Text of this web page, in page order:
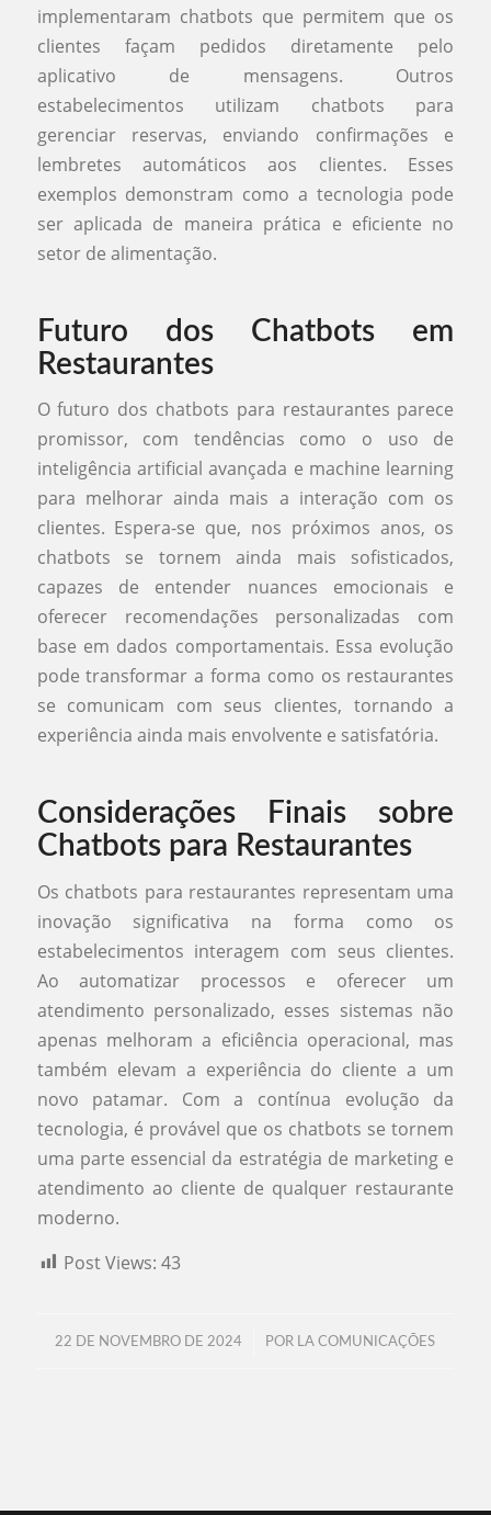
implementaram chatbots que permitem que os
clientes façam pedidos diretamente pelo
aplicativo de mensagens. Outros
estabelecimentos utilizam chatbots para
gerenciar reservas, enviando confirmações e
lembretes automáticos aos clientes. Esses
exemplos demonstram como a tecnologia pode
ser aplicada de maneira prática e eficiente no
setor de alimentação.
Futuro dos Chatbots em
Restaurantes
O futuro dos chatbots para restaurantes parece
promissor, com tendências como o uso de
inteligência artificial avançada e machine learning
para melhorar ainda mais a interação com os
clientes. Espera-se que, nos próximos anos, os
chatbots se tornem ainda mais sofisticados,
capazes de entender nuances emocionais e
oferecer recomendações personalizadas com
base em dados comportamentais. Essa evolução
pode transformar a forma como os restaurantes
se comunicam com seus clientes, tornando a
experiência ainda mais envolvente e satisfatória.
Considerações Finais sobre
Chatbots para Restaurantes
Os chatbots para restaurantes representam uma
inovação significativa na forma como os
estabelecimentos interagem com seus clientes.
Ao automatizar processos e oferecer um
atendimento personalizado, esses sistemas não
apenas melhoram a eficiência operacional, mas
também elevam a experiência do cliente a um
novo patamar. Com a contínua evolução da
tecnologia, é provável que os chatbots se tornem
uma parte essencial da estratégia de marketing e
atendimento ao cliente de qualquer restaurante
moderno.
Post Views: 43
22 DE NOVEMBRO DE 2024
/ POR LA COMUNICAÇÕES